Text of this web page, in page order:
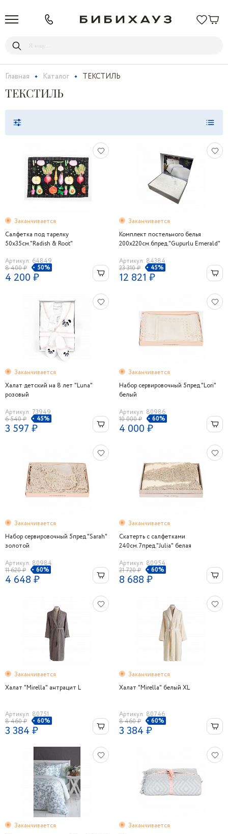
Главная Каталог ТЕКСТИЛЬ
ТЕКСТИЛЬ
Заканчивается
Салфетка под тарелку
50х35см."Radish & Root"
Артикул: 64849
8 400 ₽
50%
4 200 ₽
Заканчивается
Комплект постельного белья
200х220см.6пред."Gupurlu Emerald"
Артикул: 84384
23 310 ₽
45%
12 821 ₽
Заканчивается
Халат детский на 8 лет "Luna"
розовый
Артикул: 73949
6 540 ₽
45%
3 597 ₽
Заканчивается
Набор сервировочный 5пред."Lori"
белый
Артикул: 80986
10 000 ₽
60%
4 000 ₽
Заканчивается
Набор сервировочный 5пред."Sarah"
золотой
Артикул: 80984
11 620 ₽
60%
4 648 ₽
Заканчивается
Скатерть с салфетками
240см.7пред."Julia" белая
Артикул: 80954
21 720 ₽
60%
8 688 ₽
Заканчивается
Халат "Mirella" антрацит L
Артикул: 80751
8 460 ₽
60%
3 384 ₽
Заканчивается
Халат "Mirella" белый XL
Артикул: 80746
8 460 ₽
60%
3 384 ₽
Заканчивается
Заканчивается